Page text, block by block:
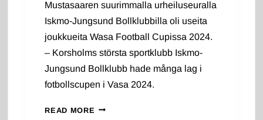
Mustasaaren suurimmalla urheiluseuralla
Iskmo-Jungsund Bollklubbilla oli useita
joukkueita Wasa Football Cupissa 2024.
– Korsholms största sportklubb Iskmo-
Jungsund Bollklubb hade många lag i
fotbollscupen i Vasa 2024.
READ MORE I-